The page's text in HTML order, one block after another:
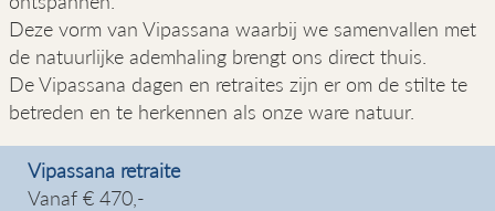
Deze vorm van Vipassana waarbij we samenvallen met
de natuurlijke ademhaling brengt ons direct thuis.
De Vipassana dagen en retraites zijn er om de stilte te
betreden en te herkennen als onze ware natuur.
Vipassana retraite
Vanaf € 470,-